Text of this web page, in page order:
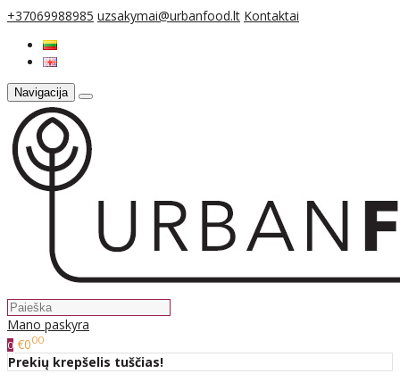
+37069988985 uzsakymai@urbanfood.lt Kontaktai
Navigacija
Mano paskyra
0 €000
Prekių krepšelis tuščias!